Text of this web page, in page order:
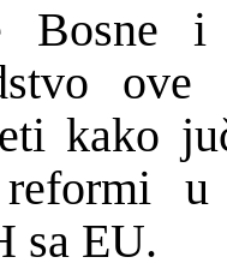
Bosne
kako
reformi
sa EU.